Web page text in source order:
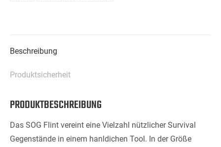
Beschreibung
Produktsicherheit
PRODUKTBESCHREIBUNG
Das SOG Flint vereint eine Vielzahl nützlicher Survival
Gegenstände in einem hanldichen Tool. In der Größe